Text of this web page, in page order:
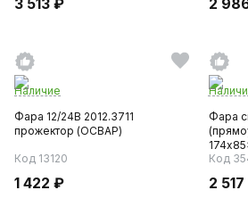
Наличие
Фара 12/24В 2012.3711
прожектор (ОСВАР)
Код 13120
1 422 ₽
Фара
Код
2